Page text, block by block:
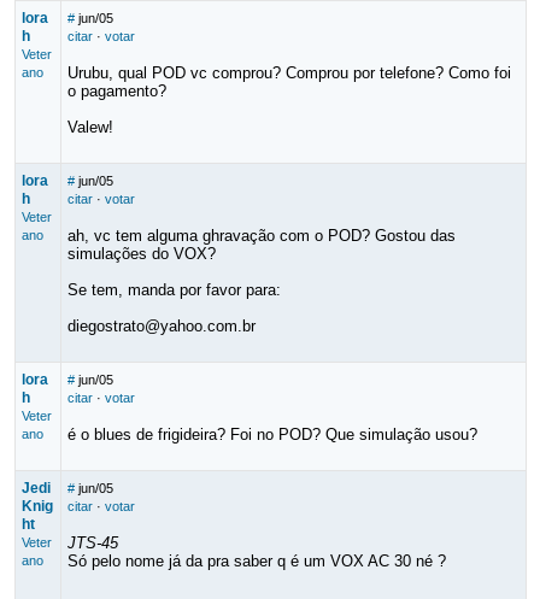
lora
h
Veter
ano
# jun/05
citar· votar
Urubu, qual POD vc comprou? Comprou por telefone? Como foi
o pagamento?
Valew!
lora
h
Veter
ano
# jun/05
citar· votar
ah, vc tem alguma ghravação com o POD? Gostou das
simulações do VOX?
Se tem, manda por favor para:
diegostrato@yahoo.com.br
lora
h
Veter
ano
# jun/05
citar· votar
é o blues de frigideira? Foi no POD? Que simulação usou?
Jedi
Knig
ht
Veter
ano
# jun/05
citar· votar
JTS-45
Só pelo nome já da pra saber q é um VOX AC 30 né ?